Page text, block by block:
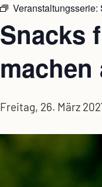
Veranstaltungsserie:
Snacks
Freitag, 26. März